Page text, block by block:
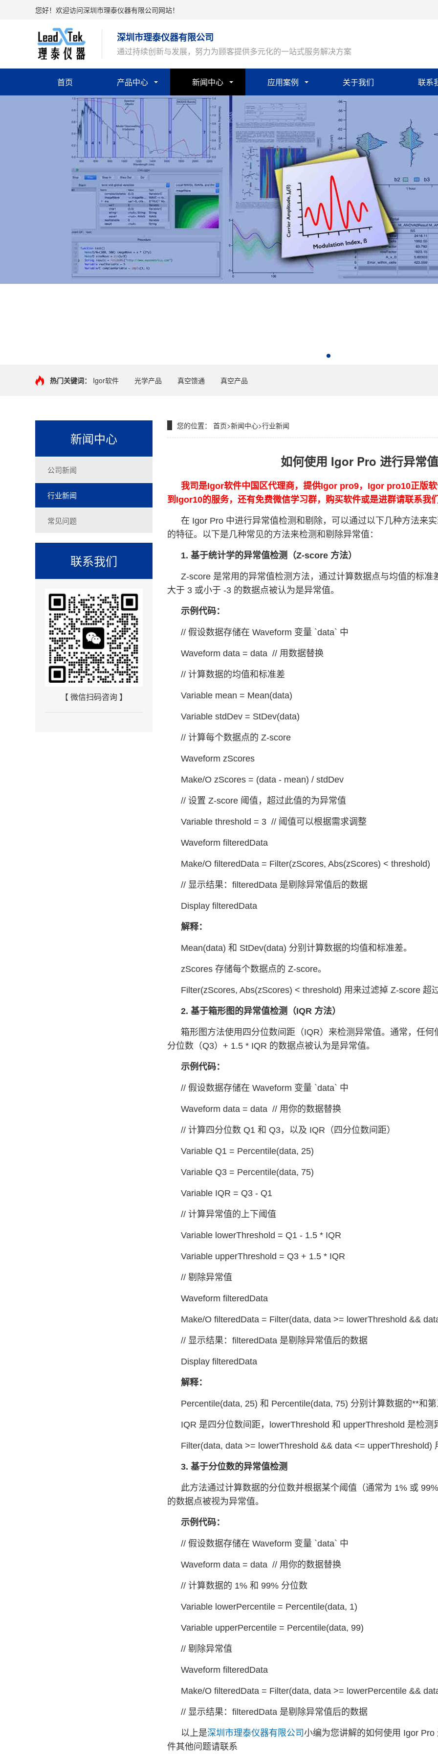
您好！欢迎访问深圳市理泰仪器有限公司网站！
深圳市理泰仪器有限公司
通过持续创新与发展，努力为顾客提供多元化的一站式服务解决方案
首页 产品中心 新闻中心 应用案例 关于我们 联系
热门关键词：
Igor软件 光学产品 真空馈通 真空产品
新闻中心
公司新闻
行业新闻
常见问题
联系我们
【 微信扫码咨询 】
您的位置： 首页>新闻中心>行业新闻
如何使用 Igor Pro 进行异常
我司是Igor软件中国区代理商，提供Igor pro9，Igor pro10正版
到Igor10的服务，还有免费微信学习群，购买软件或是进群请联系我
在 Igor Pro 中进行异常值检测和剔除，可以通过以下几种方法来
的特征。以下是几种常见的方法来检测和剔除异常值：
1. 基于统计学的异常值检测（Z-score 方法）
Z-score 是常用的异常值检测方法，通过计算数据点与均值的标
大于 3 或小于 -3 的数据点被认为是异常值。
示例代码：
// 假设数据存储在 Waveform 变量 `data` 中
Waveform data = data // 用数据替换
// 计算数据的均值和标准差
Variable mean = Mean(data)
Variable stdDev = StDev(data)
// 计算每个数据点的 Z-score
Waveform zScores
Make/O zScores = (data - mean) / stdDev
// 设置 Z-score 阈值，超过此值的为异常值
Variable threshold = 3 // 阈值可以根据需求调整
Waveform filteredData
Make/O filteredData = Filter(zScores, Abs(zScores) < threshold)
// 显示结果：filteredData 是剔除异常值后的数据
Display filteredData
解释：
Mean(data) 和 StDev(data) 分别计算数据的均值和标准差。
zScores 存储每个数据点的 Z-score。
Filter(zScores, Abs(zScores) < threshold) 用来过滤掉 Z-score 超
2. 基于箱形图的异常值检测（IQR 方法）
箱形图方法使用四分位数间距（IQR）来检测异常值。通常，任
分位数（Q3）+ 1.5 * IQR 的数据点被认为是异常值。
示例代码：
// 假设数据存储在 Waveform 变量 `data` 中
Waveform data = data // 用你的数据替换
// 计算四分位数 Q1 和 Q3，以及 IQR（四分位数间距）
Variable Q1 = Percentile(data, 25)
Variable Q3 = Percentile(data, 75)
Variable IQR = Q3 - Q1
// 计算异常值的上下阈值
Variable lowerThreshold = Q1 - 1.5 * IQR
Variable upperThreshold = Q3 + 1.5 * IQR
// 剔除异常值
Waveform filteredData
Make/O filteredData = Filter(data, data >= lowerThreshold &&
// 显示结果：filteredData 是剔除异常值后的数据
Display filteredData
解释：
Percentile(data, 25) 和 Percentile(data, 75) 分别计算数据的**和
IQR 是四分位数间距，lowerThreshold 和 upperThreshold 是检测
Filter(data, data >= lowerThreshold && data <= upperThreshold)
3. 基于分位数的异常值检测
此方法通过计算数据的分位数并根据某个阈值（通常为 1% 或
的数据点被视为异常值。
示例代码：
// 假设数据存储在 Waveform 变量 `data` 中
Waveform data = data // 用你的数据替换
// 计算数据的 1% 和 99% 分位数
Variable lowerPercentile = Percentile(data, 1)
Variable upperPercentile = Percentile(data, 99)
// 剔除异常值
Waveform filteredData
Make/O filteredData = Filter(data, data >= lowerPercentile &&
// 显示结果：filteredData 是剔除异常值后的数据
以上是深圳市理泰仪器有限公司 小编为您讲解的如何使用 Igor
件其他问题请联系